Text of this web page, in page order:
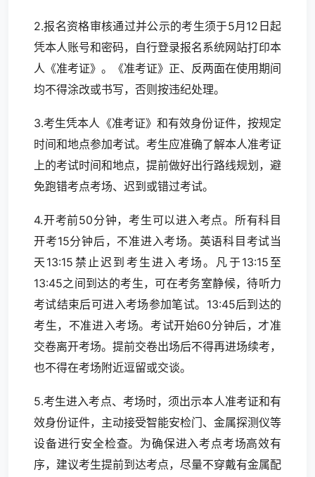
2.报名资格审核通过并公示的考生须于5月12日起
凭本人账号和密码，自行登录报名系统网站打印本
人《准考证》。《准考证》正、反两面在使用期间
均不得涂改或书写，否则按违纪处理。
3.考生凭本人《准考证》和有效身份证件，按规定
时间和地点参加考试。考生应准确了解本人准考证
上的考试时间和地点，提前做好出行路线规划，避
免跑错考点考场、迟到或错过考试。
4.开考前50分钟，考生可以进入考点。所有科目
开考15分钟后，不准进入考场。英语科目考试当
天13:15禁止迟到考生进入考场。凡于13:15至
13:45之间到达的考生，可在考务室静候，待听力
考试结束后可进入考场参加笔试。13:45后到达的
考生，不准进入考场。考试开始60分钟后，才准
交卷离开考场。提前交卷出场后不得再进场续考，
也不得在考场附近逗留或交谈。
5.考生进入考点、考场时，须出示本人准考证和有
效身份证件，主动接受智能安检门、金属探测仪等
设备进行安全检查。为确保进入考点考场高效有
序，建议考生提前到达考点，尽量不穿戴有金属配